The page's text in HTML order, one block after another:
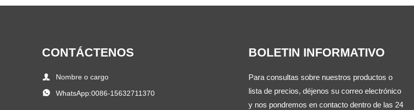
CONTÁCTENOS
 Nombre o cargo
 WhatsApp:0086-15632711370
BOLETIN INFORMATIVO
Para consultas sobre nuestros productos o
lista de precios, déjenos su correo electrónico
y nos pondremos en contacto dentro de las 24